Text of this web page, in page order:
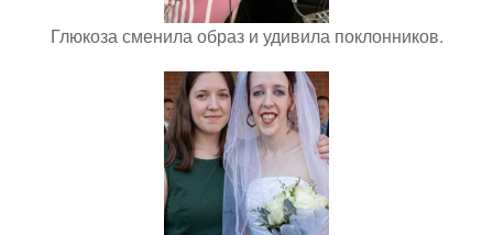
Глюкоза сменила образ и удивила поклонников.